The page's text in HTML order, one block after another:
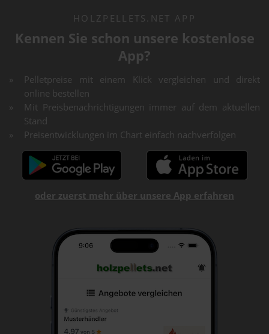
HOLZPELLETS.NET APP
Kennen Sie schon unsere kostenlose
App?
Pelletpreise mit einem Klick vergleichen und direkt
online bestellen
Mit Preisbenachrichtigungen immer auf dem aktuellen
Stand
Preisentwicklungen im Chart einfach nachverfolgen
oder zuerst mehr über unsere App erfahren